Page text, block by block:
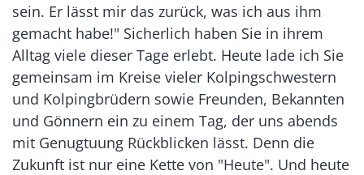
sein. Er lässt mir das zurück, was ich aus ihm
gemacht habe!" Sicherlich haben Sie in ihrem
Alltag viele dieser Tage erlebt. Heute lade ich Sie
gemeinsam im Kreise vieler Kolpingschwestern
und Kolpingbrüdern sowie Freunden, Bekannten
und Gönnern ein zu einem Tag, der uns abends
mit Genugtuung Rückblicken lässt. Denn die
Zukunft ist nur eine Kette von "Heute". Und heute